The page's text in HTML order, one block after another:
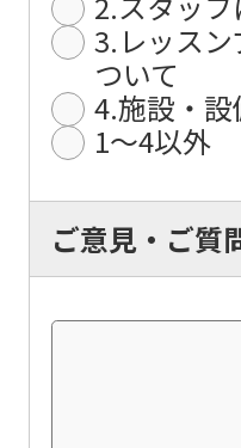
3.レッス
ついて
4.施設・設
1〜4以外
ご意見・ご質